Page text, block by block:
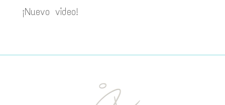
¡Nuevo video!